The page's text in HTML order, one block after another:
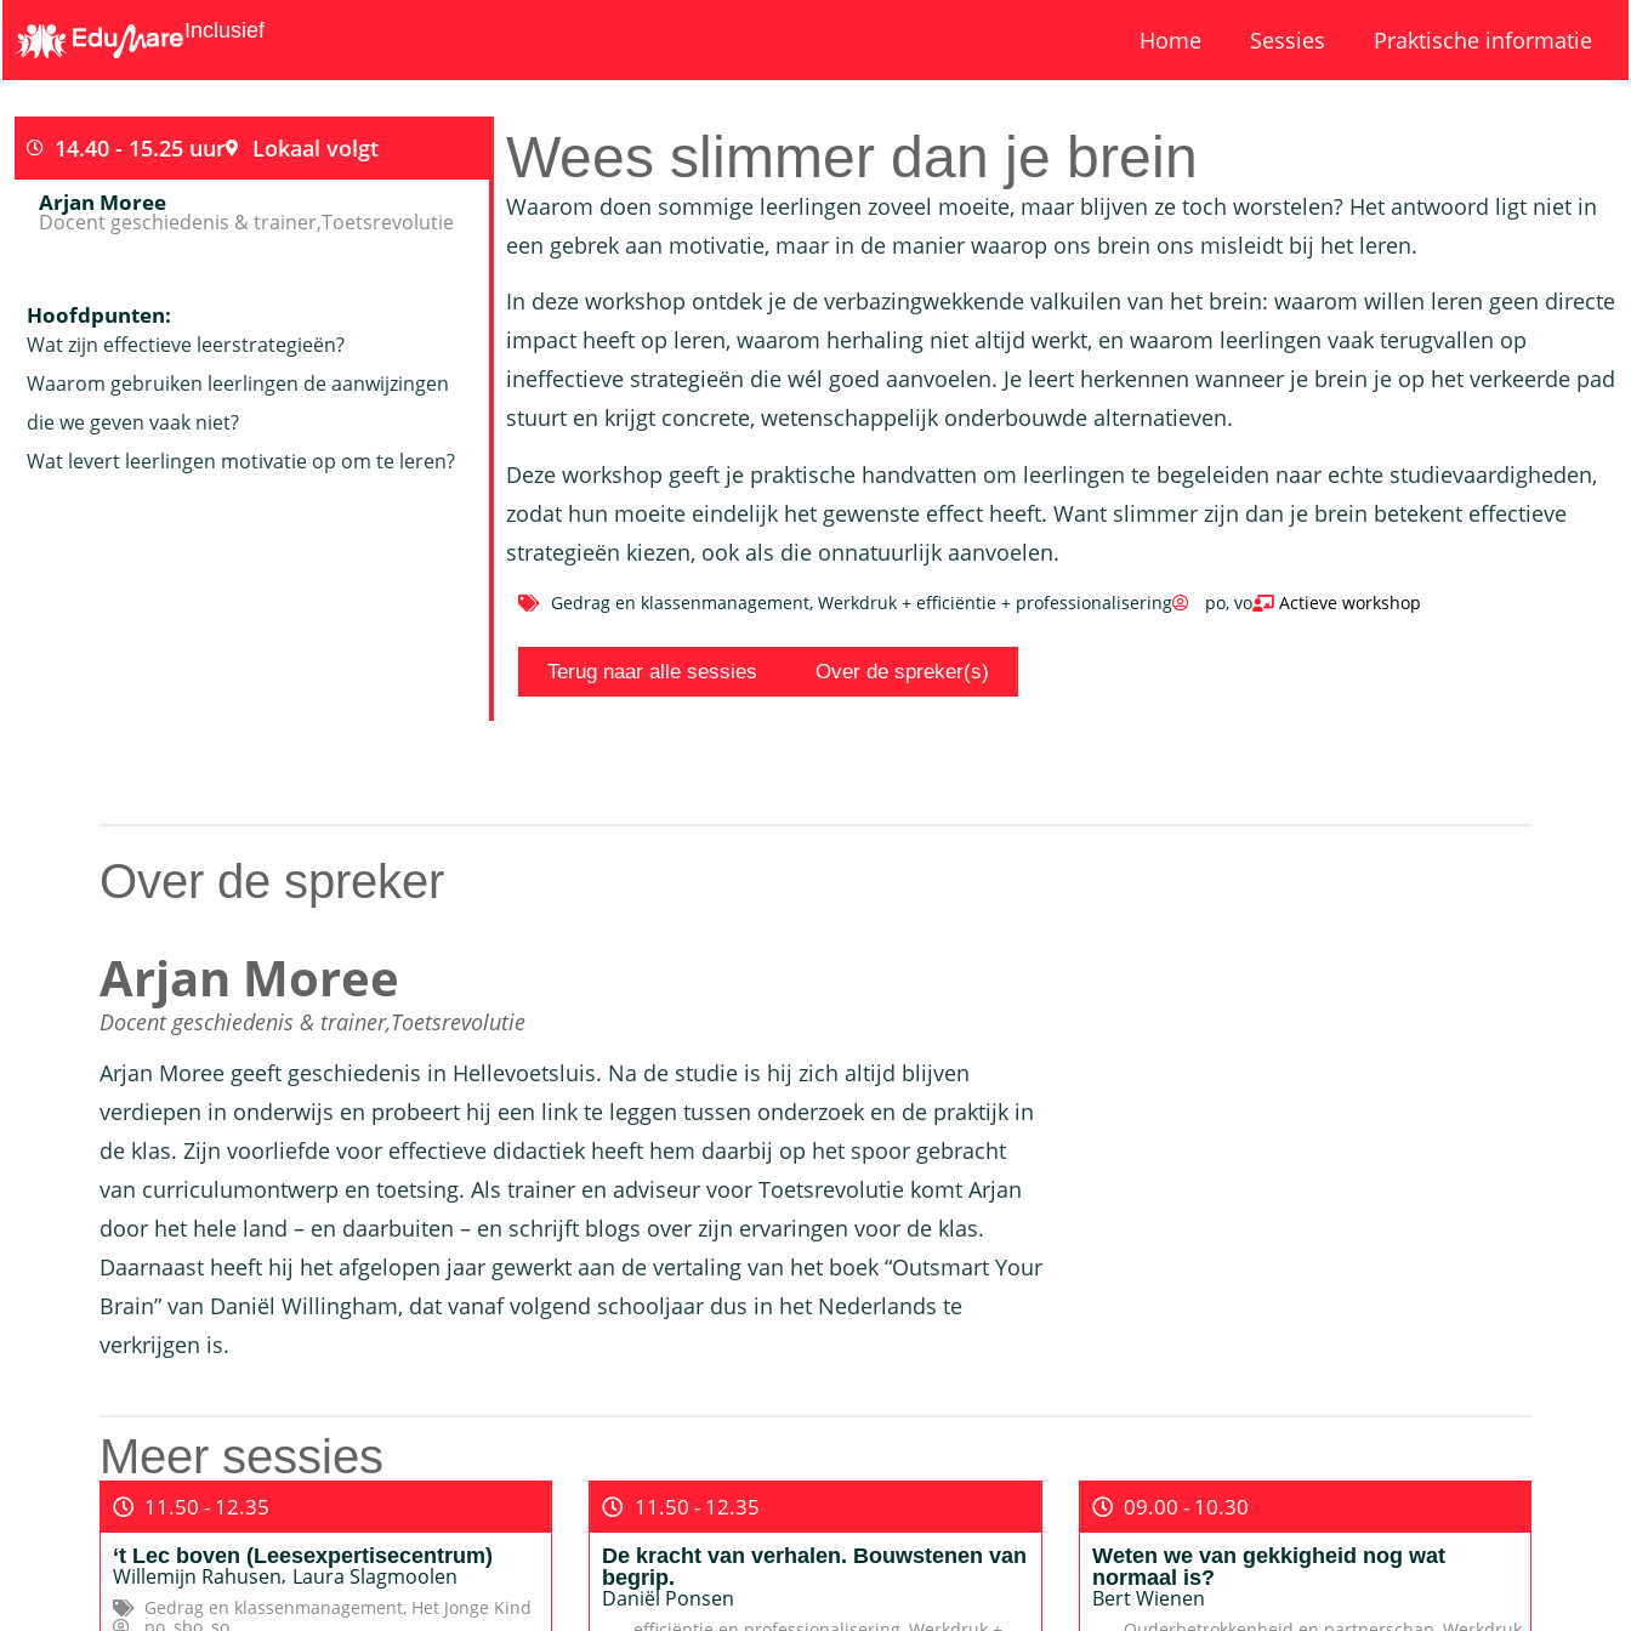
Inclusief Home Sessies Praktische informatie
14.40 - 15.25 uur Lokaal volgt
Arjan Moree
Docent geschiedenis & trainer,Toetsrevolutie
Hoofdpunten:
Wat zijn effectieve leerstrategieën?
Waarom gebruiken leerlingen de aanwijzingen
die we geven vaak niet?
Wat levert leerlingen motivatie op om te leren?
Wees slimmer dan je brein
Waarom doen sommige leerlingen zoveel moeite, maar blijven ze toch worstelen? Het antwoord ligt niet in
een gebrek aan motivatie, maar in de manier waarop ons brein ons misleidt bij het leren.
In deze workshop ontdek je de verbazingwekkende valkuilen van het brein: waarom willen leren geen directe
impact heeft op leren, waarom herhaling niet altijd werkt, en waarom leerlingen vaak terugvallen op
ineffectieve strategieën die wél goed aanvoelen. Je leert herkennen wanneer je brein je op het verkeerde pad
stuurt en krijgt concrete, wetenschappelijk onderbouwde alternatieven.
Deze workshop geeft je praktische handvatten om leerlingen te begeleiden naar echte studievaardigheden,
zodat hun moeite eindelijk het gewenste effect heeft. Want slimmer zijn dan je brein betekent effectieve
strategieën kiezen, ook als die onnatuurlijk aanvoelen.
Gedrag en klassenmanagement, Werkdruk + efficiëntie + professionalisering po, vo Actieve workshop
Terug naar alle sessies Over de spreker(s)
Over de spreker
Arjan Moree
Docent geschiedenis & trainer,Toetsrevolutie
Arjan Moree geeft geschiedenis in Hellevoetsluis. Na de studie is hij zich altijd blijven
verdiepen in onderwijs en probeert hij een link te leggen tussen onderzoek en de praktijk in
de klas. Zijn voorliefde voor effectieve didactiek heeft hem daarbij op het spoor gebracht
van curriculumontwerp en toetsing. Als trainer en adviseur voor Toetsrevolutie komt Arjan
door het hele land – en daarbuiten – en schrijft blogs over zijn ervaringen voor de klas.
Daarnaast heeft hij het afgelopen jaar gewerkt aan de vertaling van het boek “Outsmart Your
Brain” van Daniël Willingham, dat vanaf volgend schooljaar dus in het Nederlands te
verkrijgen is.
Meer sessies
11.50 - 12.35
‘t Lec boven (Leesexpertisecentrum)
Willemijn Rahusen Laura Slagmoolen
Gedrag en klassenmanagement, Het Jonge Kind
11.50 - 12.35
De kracht van verhalen. Bouwstenen van
begrip.
Daniël Ponsen
09.00 - 10.30
Weten we van gekkigheid nog wat
normaal is?
Bert Wienen